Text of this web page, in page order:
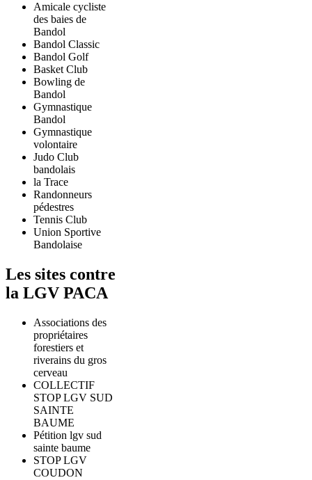
Amicale cycliste
des baies de
Bandol
Bandol Classic
Bandol Golf
Basket Club
Bowling de
Bandol
Gymnastique
Bandol
Gymnastique
volontaire
Judo Club
bandolais
la Trace
Randonneurs
pédestres
Tennis Club
Union Sportive
Bandolaise
Les sites contre
la LGV PACA
Associations des
propriétaires
forestiers et
riverains du gros
cerveau
COLLECTIF
STOP LGV SUD
SAINTE
BAUME
Pétition lgv sud
sainte baume
STOP LGV
COUDON